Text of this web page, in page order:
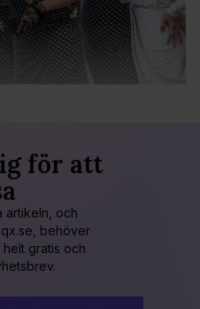
för att
artikeln, och
behöver
gratis och